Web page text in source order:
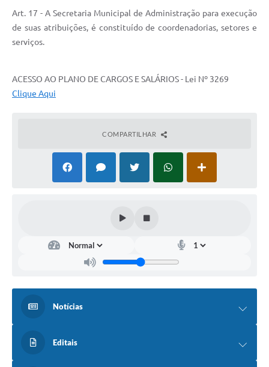
Art. 17 - A Secretaria Municipal de Administração para execução
de suas atribuições, é constituído de coordenadorias, setores e
serviços.
ACESSO AO PLANO DE CARGOS E SALÁRIOS - Lei Nº 3269
Clique Aqui
COMPARTILHAR
Notícias
Editais